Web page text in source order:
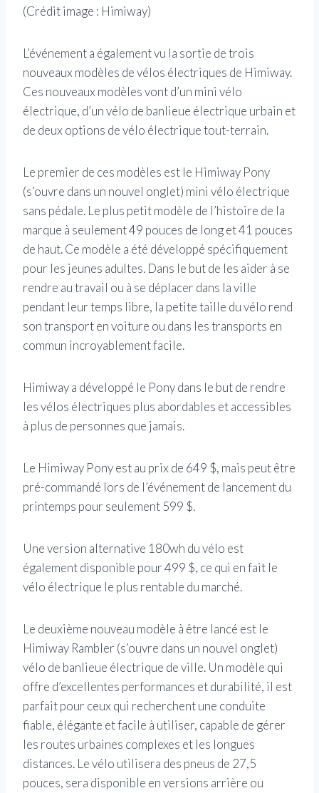
(Crédit image : Himiway)
L’événement a également vu la sortie de trois
nouveaux modèles de vélos électriques de Himiway.
Ces nouveaux modèles vont d’un mini vélo
électrique, d’un vélo de banlieue électrique urbain et
de deux options de vélo électrique tout-terrain.
Le premier de ces modèles est le Himiway Pony
(s’ouvre dans un nouvel onglet) mini vélo électrique
sans pédale. Le plus petit modèle de l’histoire de la
marque à seulement 49 pouces de long et 41 pouces
de haut. Ce modèle a été développé spécifiquement
pour les jeunes adultes. Dans le but de les aider à se
rendre au travail ou à se déplacer dans la ville
pendant leur temps libre, la petite taille du vélo rend
son transport en voiture ou dans les transports en
commun incroyablement facile.
Himiway a développé le Pony dans le but de rendre
les vélos électriques plus abordables et accessibles
à plus de personnes que jamais.
Le Himiway Pony est au prix de 649 $, mais peut être
pré-commandé lors de l’événement de lancement du
printemps pour seulement 599 $.
Une version alternative 180wh du vélo est
également disponible pour 499 $, ce qui en fait le
vélo électrique le plus rentable du marché.
Le deuxième nouveau modèle à être lancé est le
Himiway Rambler (s’ouvre dans un nouvel onglet)
vélo de banlieue électrique de ville. Un modèle qui
offre d’excellentes performances et durabilité, il est
parfait pour ceux qui recherchent une conduite
fiable, élégante et facile à utiliser, capable de gérer
les routes urbaines complexes et les longues
distances. Le vélo utilisera des pneus de 27,5
pouces, sera disponible en versions arrière ou